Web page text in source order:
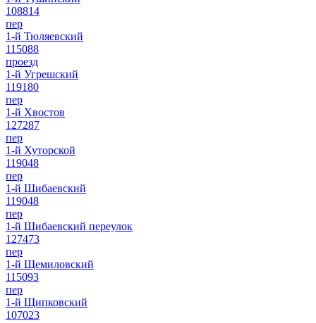
108814
пер
1-й Тюляевский
115088
проезд
1-й Угрешский
119180
пер
1-й Хвостов
127287
пер
1-й Хуторской
119048
пер
1-й Шибаевский
119048
пер
1-й Шибаевский переулок
127473
пер
1-й Щемиловский
115093
пер
1-й Щипковский
107023